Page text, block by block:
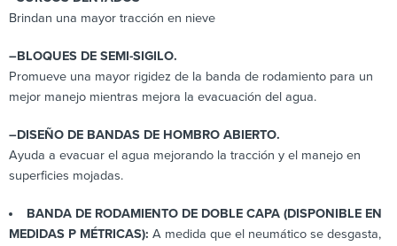
Brindan una mayor tracción en nieve
–BLOQUES DE SEMI-SIGILO.
Promueve una mayor rigidez de la banda de rodamiento para un
mejor manejo mientras mejora la evacuación del agua.
–DISEÑO DE BANDAS DE HOMBRO ABIERTO.
Ayuda a evacuar el agua mejorando la tracción y el manejo en
superficies mojadas.
BANDA DE RODAMIENTO DE DOBLE CAPA (DISPONIBLE EN
MEDIDAS P MÉTRICAS): A medida que el neumático se desgasta,